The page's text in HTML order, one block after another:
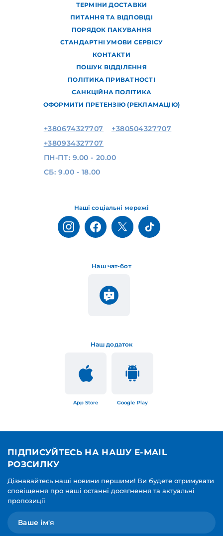
ТЕРМІНИ ДОСТАВКИ
ПИТАННЯ ТА ВІДПОВІДІ
ПОРЯДОК ПАКУВАННЯ
СТАНДАРТНІ УМОВИ СЕРВІСУ
КОНТАКТИ
ПОШУК ВІДДІЛЕННЯ
ПОЛІТИКА ПРИВАТНОСТІ
САНКЦІЙНА ПОЛІТИКА
ОФОРМИТИ ПРЕТЕНЗІЮ (РЕКЛАМАЦІЮ)
Наш додаток
App Store Google Play
Наш чат-бот
Наші соціальні мережі
+380674327707
+380504327707
+380934327707
ПН-ПТ: 9.00 - 20.00
СБ: 9.00 - 18.00
ПІДПИСУЙТЕСЬ НА НАШУ E-MAIL
РОЗСИЛКУ
Дізнавайтесь наші новини першими! Ви будете отримувати
сповіщення про наші останні досягнення та актуальні
пропозиції